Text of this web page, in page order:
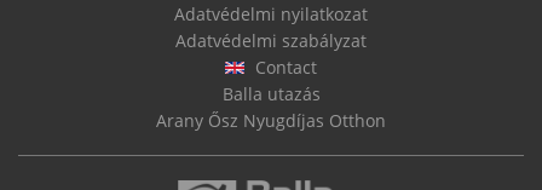
Adatvédelmi nyilatkozat
Adatvédelmi szabályzat
Contact
Balla utazás
Arany Ősz Nyugdíjas Otthon